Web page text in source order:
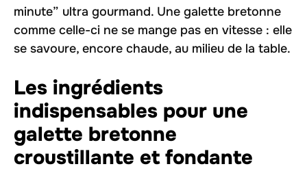
minute” ultra gourmand. Une galette bretonne
comme celle-ci ne se mange pas en vitesse : elle
se savoure, encore chaude, au milieu de la table.
Les ingrédients
indispensables pour une
galette bretonne
croustillante et fondante